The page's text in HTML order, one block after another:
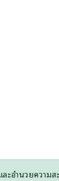
อำนวยควา